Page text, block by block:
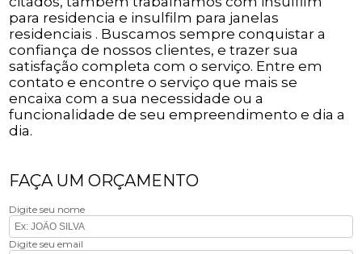
para residencia e insulfilm para janelas
residenciais . Buscamos sempre conquistar a
confiança de nossos clientes, e trazer sua
satisfação completa com o serviço. Entre em
contato e encontre o serviço que mais se
encaixa com a sua necessidade ou a
funcionalidade de seu empreendimento e dia a
dia.
FAÇA UM ORÇAMENTO
Digite seu nome
Digite seu email